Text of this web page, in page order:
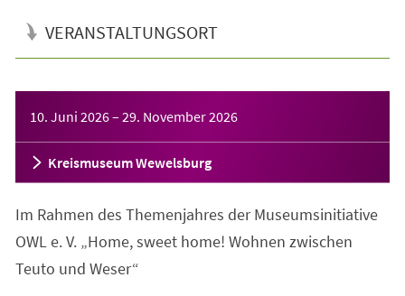
VERANSTALTUNGSORT
10. Juni 2026– 29. November 2026
Kreismuseum Wewelsburg
Im Rahmen des Themenjahres der Museumsinitiative
OWL e. V. „Home, sweet home! Wohnen zwischen
Teuto und Weser“